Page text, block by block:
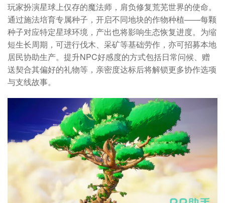
玩家扮演星球上仅存的魔法师，肩负修复荒芜世界的使命。
通过施法培育专属种子，开启不同地块的作物种植——每颗
种子对应特定星球环境，产出也将影响生态恢复进度。为缩
短生长周期，可进行伐木、采矿等基础劳作，亦可招募本地
居民协助生产。提升NPC好感度的方式包括日常问候、赠
送契合其偏好的礼物等，亲密度达标后将解锁更多协作选项
与支线故事。